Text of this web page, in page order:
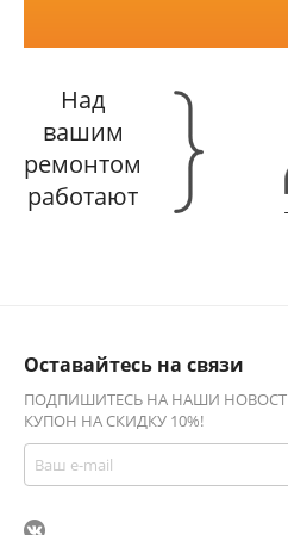
Над
вашим
ремонтом
работают
Оставайтесь на связи
ПОДПИШИТЕСЬ НА НАШИ
КУПОН НА СКИДКУ 10%!